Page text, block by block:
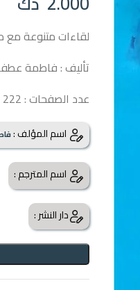
لقاءات متنوعة
تأليف : فاطمة
عدد الصفحات : 222 صفحة
اسم المؤلف :
اسم المترجم :
دار النشر :